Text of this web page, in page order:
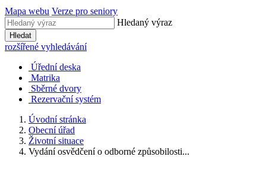
Mapa webu Verze pro seniory
Hledaný výraz
Hledat
rozšířené vyhledávání
Úřední deska
Matrika
Sběrné dvory
Rezervační systém
Úvodní stránka
Obecní úřad
Životní situace
Vydání osvědčení o odborné způsobilosti...